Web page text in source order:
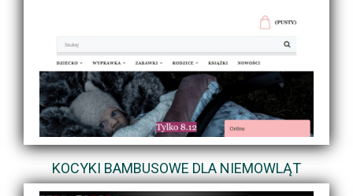
KOCYKI BAMBUSOWE DLA NIEMOWLĄT